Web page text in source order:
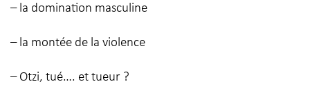
– la domination masculine
– la montée de la violence
– Otzi, tué…. et tueur ?